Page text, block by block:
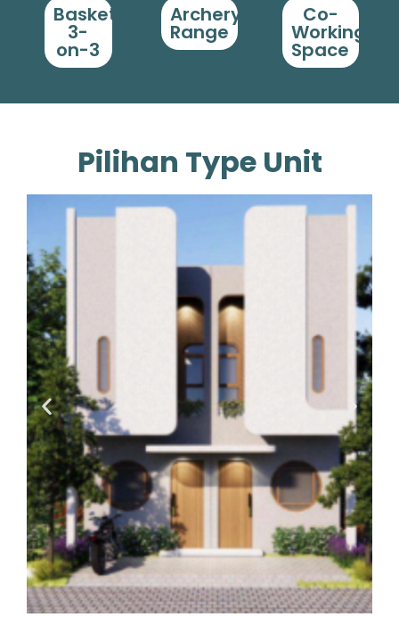
Basket
3-
on-3
Archery
Range
Co-
Working
Space
Pilihan Type Unit